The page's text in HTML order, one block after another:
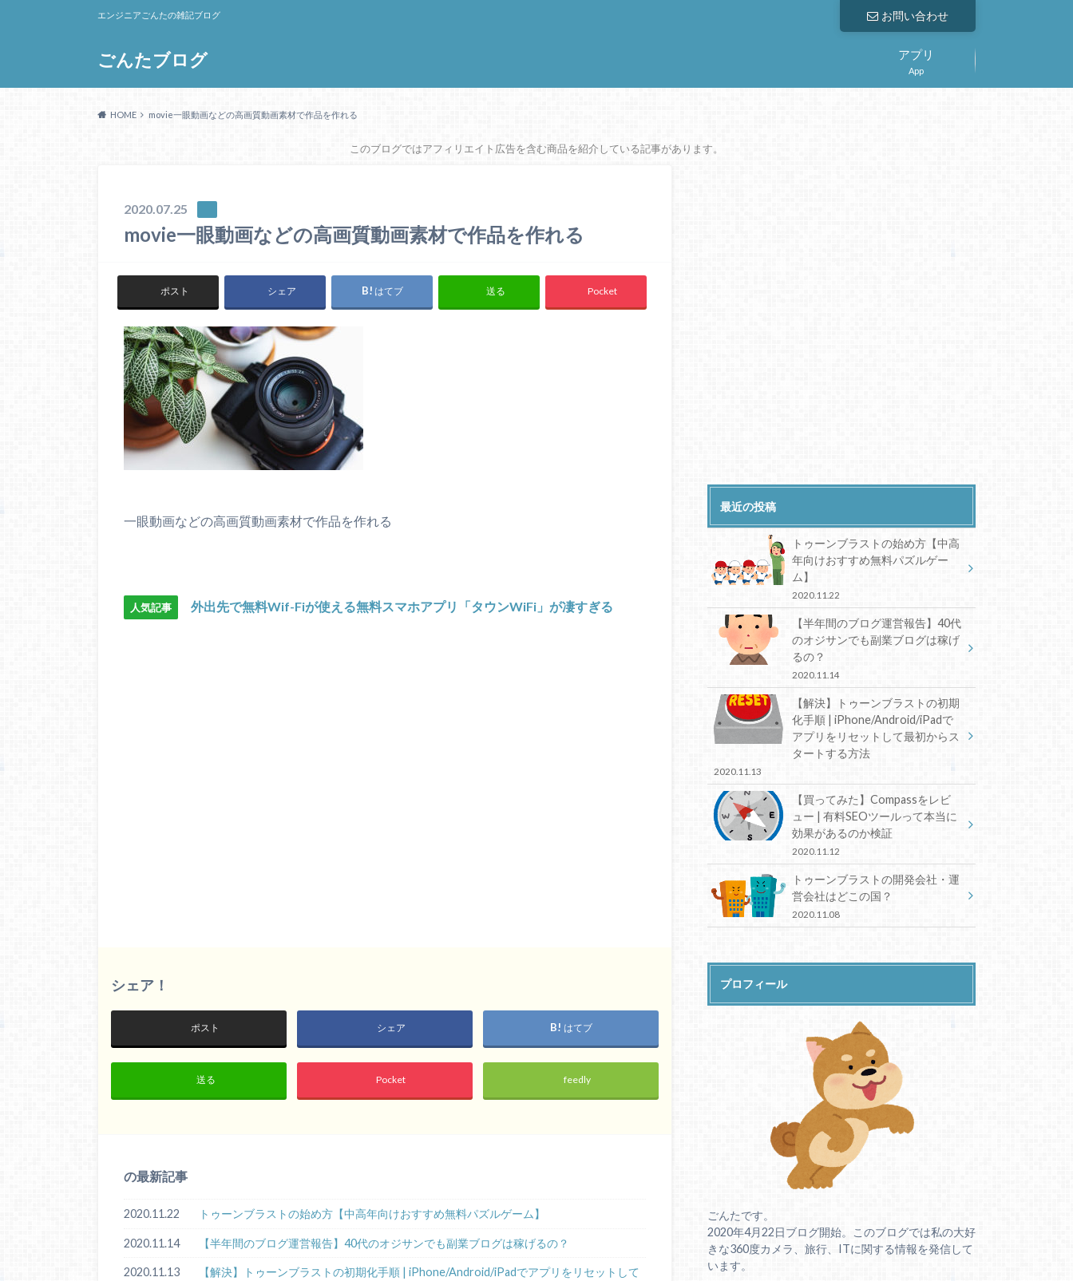
ごんたブログ
エンジニアごんたの雑記ブログ お問い合わせ
App
アプリ
HOME movie一眼動画などの高画質動画素材で作品を作れる
このブログではアフィリエイト広告を含む商品を紹介している記事があります。
2020.07.25
movie一眼動画などの高画質動画素材で作品を作れる
ポスト シェア はてブ 送る Pocket
一眼動画などの高画質動画素材で作品を作れる
人気記事 外出先で無料Wif-Fiが使える無料スマホアプリ「タウンWiFi」が凄すぎる
シェア！
ポスト シェア はてブ
送る Pocket feedly
の最新記事
2020.11.22 トゥーンブラストの始め方【中高年向けおすすめ無料パズルゲーム】
2020.11.14 【半年間のブログ運営報告】40代のオジサンでも副業ブログは稼げるの？
2020.11.13
【解決】トゥーンブラストの初期化手順 | iPhone/Android/iPadでアプリをリセットして
最近の投稿
トゥーンブラストの始め方【中高
年向けおすすめ無料パズルゲー
ム】
2020.11.22
【半年間のブログ運営報告】40代
のオジサンでも副業ブログは稼げ
るの？
2020.11.14
【解決】トゥーンブラストの初期
化手順 | iPhone/Android/iPadで
アプリをリセットして最初からス
タートする方法
2020.11.13
【買ってみた】Compassをレビ
ュー | 有料SEOツールって本当に
効果があるのか検証
2020.11.12
トゥーンブラストの開発会社・運
営会社はどこの国？
2020.11.08
プロフィール
ごんたです。
2020年4月22日ブログ開始。このブログでは私の大好
きな360度カメラ、旅行、ITに関する情報を発信して
います。